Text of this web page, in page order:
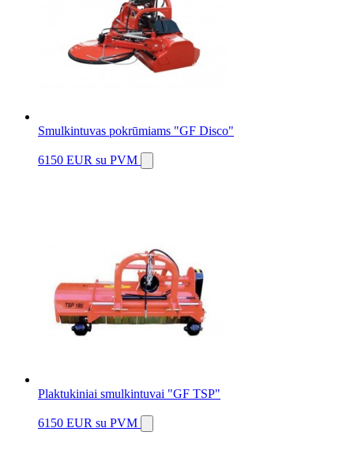
Smulkintuvas pokrūmiams "GF Disco"
6150 EUR su PVM
Plaktukiniai smulkintuvai "GF TSP"
6150 EUR su PVM